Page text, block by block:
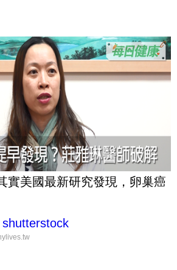
實美國最新研究發現，卵巢癌
shutterstock